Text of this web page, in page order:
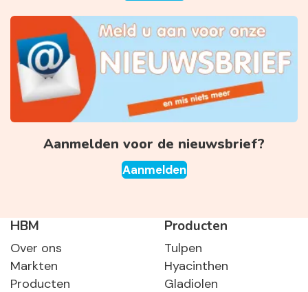
Aanmelden voor de nieuwsbrief?
Aanmelden
HBM
Over ons
Markten
Producten
Producten
Tulpen
Hyacinthen
Gladiolen